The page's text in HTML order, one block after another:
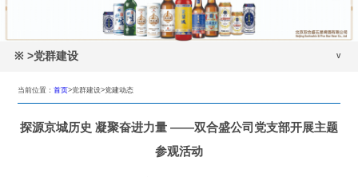
※ >党群建设
工会工作
当前位置：首页>党群建设>党建动态
探源京城历史 凝聚奋进力量 ——双合盛公司党支部开展主题
参观活动